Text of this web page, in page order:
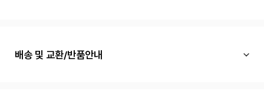
배송 및 교환/반품안내